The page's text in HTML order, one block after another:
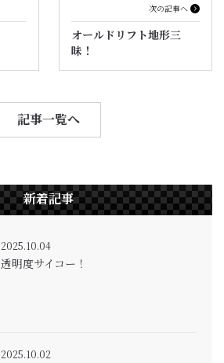
次の記事へ
オールドリフト地形三
昧！
記事一覧へ
新着記事
2025.10.04
透明度サイコー！
2025.10.02